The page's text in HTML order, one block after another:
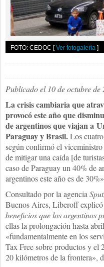
FOTO: CEDOC [Ver fotogalería ]
Publicado el 10 de octubre de
La crisis cambiaria que
provocó este año que
de argentinos que viajan a
Paraguay y Brasil.Los
según confirmó el
de mitigar una caída [de
caso de Paraguay un 40% de
argentinos este año es de
Consultado por la agencia
Buenos Aires, Liberoff explicó
beneficios que los argentinos
ellas la prolongación hasta
«fundamentalmente en los
Tax Free sobre productos y el
20 kilómetros de la frontera»,